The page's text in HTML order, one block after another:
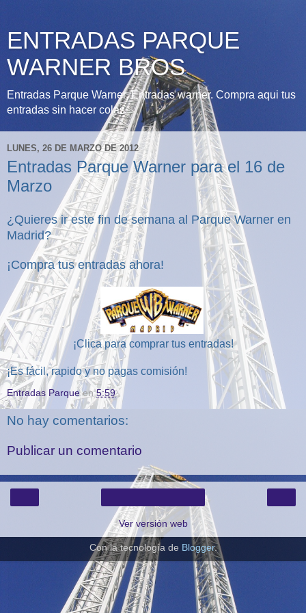
ENTRADAS PARQUE
WARNER BROS
Entradas Parque Warner, Entradas warner. Compra aqui tus
entradas sin hacer colas
LUNES, 26 DE MARZO DE 2012
Entradas Parque Warner para el 16 de
Marzo
¿Quieres ir este fin de semana al Parque Warner en
Madrid?
¡Compra tus entradas ahora!
¡Clica para comprar tus entradas!
¡Es fácil, rapido y no pagas comisión!
Entradas Parque en5:59
No hay comentarios:
Publicar un comentario
Ver versión web
Con la tecnología de Blogger.